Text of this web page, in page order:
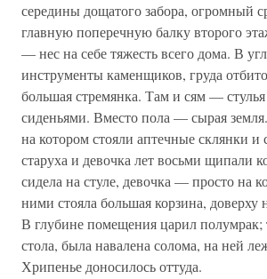
середины дощатого забора, огромный
главную поперечную балку второго
— нес на себе тяжесть всего дома. В
инструменты каменщиков, груда
большая стремянка. Там и сям —
сиденьями. Вместо пола — сырая
на котором стояли аптечные склянки и
старуха и девочка лет восьми щипали
сидела на стуле, девочка — просто на
ними стояла большая корзина, доверху
В глубине помещения царил полумрак;
стола, была навалена солома, на ней
Хрипенье доносилось оттуда.